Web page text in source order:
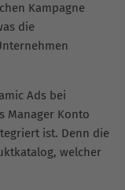
Kampagne
die
Ads bei
Manager Konto
ist. Denn die
welcher